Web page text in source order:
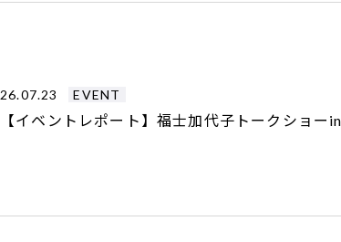
26.07.23 EVENT
【イベントレポート】福士加代子トークショー